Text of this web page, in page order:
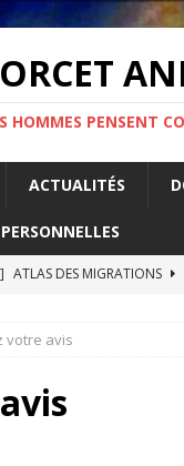
HOMMES PENSENT
ACTUALITÉS
ATLAS DES MIGRATIONS
France.
PARLONS IMMIGRATION
votre avis